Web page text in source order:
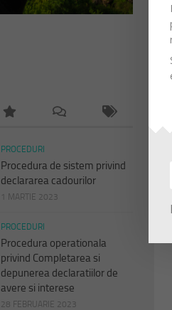
PROCEDURI
Procedura de sistem privind
declararea cadourilor
1 MARTIE 2023
PROCEDURI
Procedura operationala
privind Completarea si
depunerea declaratiilor de
avere si interese
28 FEBRUARIE 2023